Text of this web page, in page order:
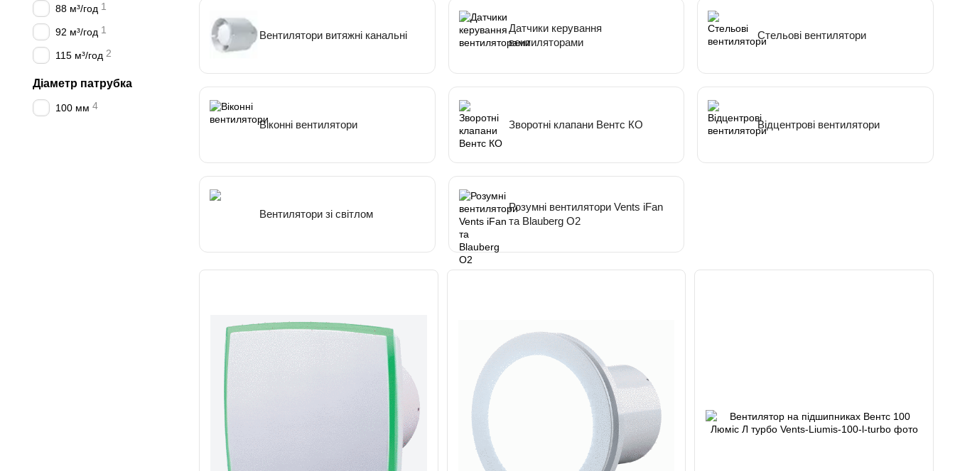
Вентилятори витяжні канальні
Датчики керування
вентиляторами
Стельові вентилятори
Віконні вентилятори Зворотні клапани Вентс КО Відцентрові вентилятори
Вентилятори зі світлом
Розумні вентилятори Vents iFan
та Blauberg O2
88 м³/год 1
92 м³/год 1
115 м³/год 2
Діаметр патрубка
100 мм 4